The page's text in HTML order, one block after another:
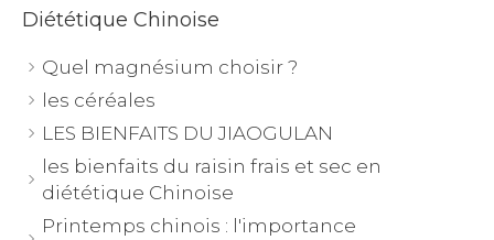
Diététique Chinoise
Quel magnésium choisir ?
les céréales
LES BIENFAITS DU JIAOGULAN
les bienfaits du raisin frais et sec en
diététique Chinoise
Printemps chinois : l'importance